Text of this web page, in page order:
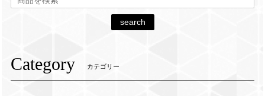
search
Category カテゴリー